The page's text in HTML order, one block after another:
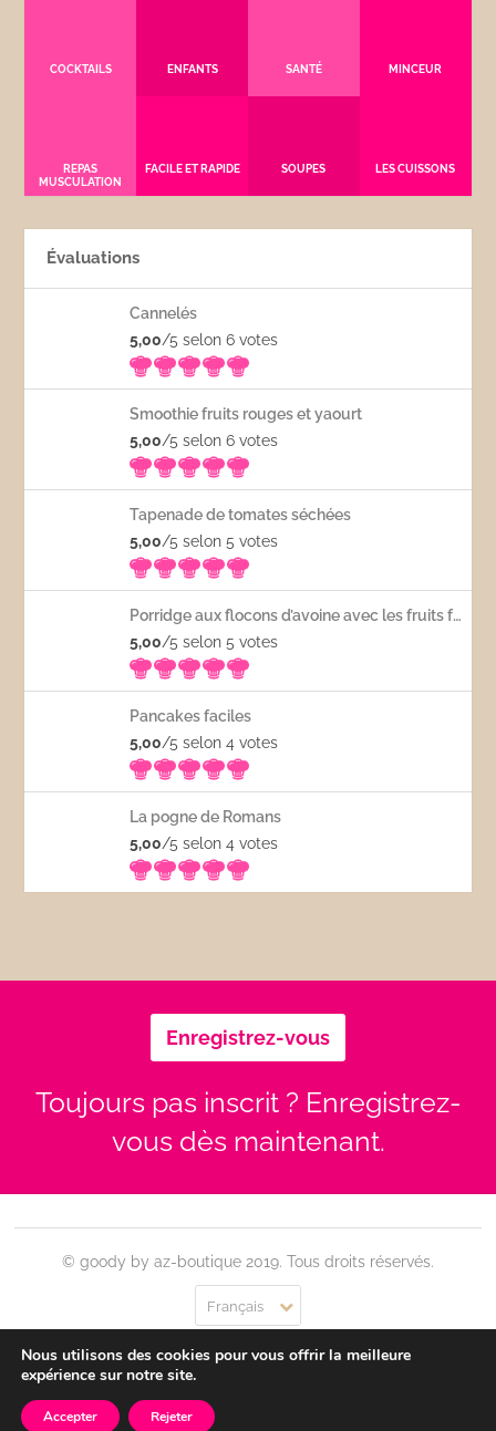
COCKTAILS ENFANTS SANTÉ MINCEUR
REPAS
MUSCULATION
FACILE ET RAPIDE SOUPES LES CUISSONS
Évaluations
Cannelés
5,00/5 selon 6votes
Smoothie fruits rouges et yaourt
5,00/5 selon 6votes
Tapenade de tomates séchées
5,00/5 selon 5votes
Porridge aux flocons d’avoine avec les fruits frais
5,00/5 selon 5votes
Pancakes faciles
5,00/5 selon 4votes
La pogne de Romans
5,00/5 selon 4votes
Enregistrez-vous
Toujours pas inscrit ? Enregistrez-
vous dès maintenant.
© goody by az-boutique 2019. Tous droits réservés.
Français
Contact Se connecter Confidentialité CGU
Nous utilisons des cookies pour vous offrir la meilleure
expérience sur notre site.
Accepter Rejeter